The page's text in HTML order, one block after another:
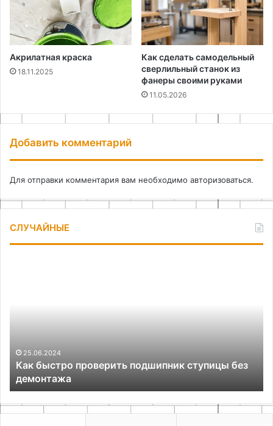
Акрилатная краска
18.11.2025
Как сделать самодельный
сверлильный станок из
фанеры своими руками
11.05.2026
Добавить комментарий
Для отправки комментария вам необходимо авторизоваться.
СЛУЧАЙНЫЕ
25.06.2024
Как быстро проверить подшипник ступицы без
демонтажа